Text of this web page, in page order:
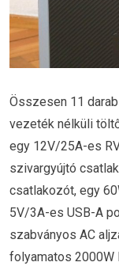
Összesen 11
vezeték nélküli
egy 12V/25A-es
szivargyújtó
csatlakozót, egy
5V/3A-es USB-A
szabványos AC
folyamatos 2000W